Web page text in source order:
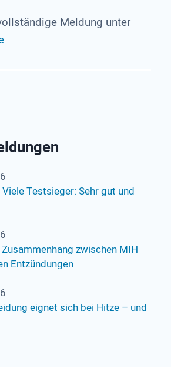
Meldung unter
Testsieger: Sehr gut und
zwischen MIH
Entzündungen
eignet sich bei Hitze – und